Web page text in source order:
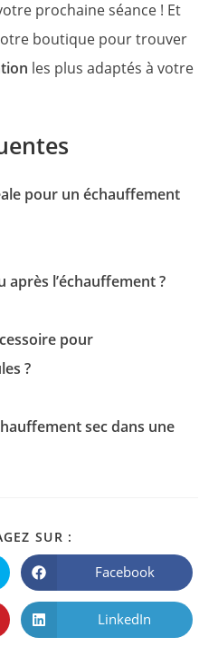
prochaine séance ! Et
boutique pour trouver
les plus adaptés à votre
pour un échauffement
après l’échauffement ?
pour
?
sec dans une
SUR :
Ouvrir
dans
une
autre
fenêtre
Facebook
Ouvrir
dans
LinkedIn